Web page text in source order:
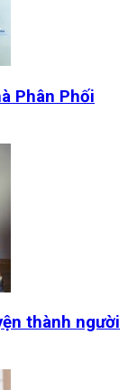
Phân Phối
thành người